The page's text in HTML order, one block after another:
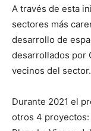
A través de esta
sectores más
desarrollo de
desarrollados por
vecinos del sector.
Durante 2021 el
otros 4 proyectos: